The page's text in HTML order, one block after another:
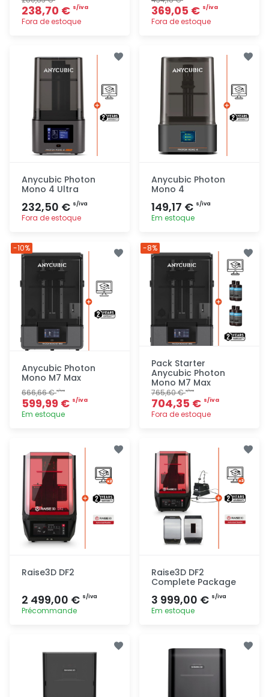
238,70 € s/iva
Fora de estoque
rapidamente
369,05 € s/iva
Fora de estoque
rapidamente
Anycubic Photon
Mono 4 Ultra
232,50 € s/iva
Fora de estoque
rapidamente
Anycubic Photon
Mono 4
149,17 € s/iva
Em estoque
rapidamente
Anycubic Photon
Mono M7 Max
666,66 €s/iva
599,99 € s/iva
Em estoque
rapidamente
-10%
Pack Starter
Anycubic Photon
Mono M7 Max
765,60 €s/iva
704,35 € s/iva
Fora de estoque
rapidamente
-8%
Raise3D DF2
2 499,00 € s/iva
Précommande
Raise3D DF2
Complete Package
3 999,00 € s/iva
Em estoque
rapidamente